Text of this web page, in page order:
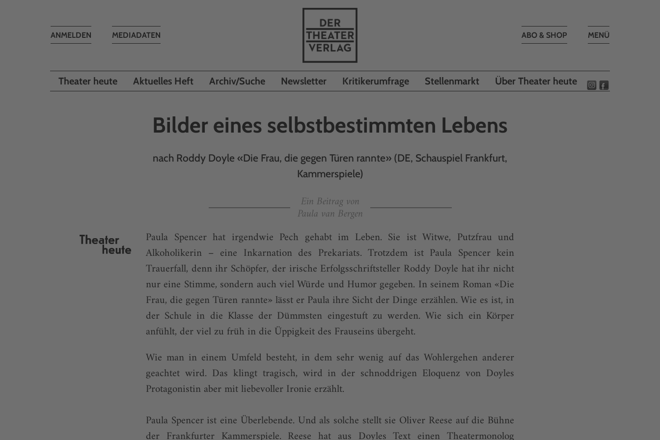
Toggle
MENÜ
ABO & SHOP
MEDIADATEN
Toggle
ANMELDEN
Theater heute Aktuelles Heft Archiv/Suche Newsletter Kritikerumfrage Stellenmarkt Über Theater heute
Bilder eines selbstbestimmten Lebens
nach Roddy Doyle «Die Frau, die gegen Türen rannte» (DE, Schauspiel Frankfurt,
Kammerspiele)
Ein Beitrag von
Paula van Bergen
Paula Spencer hat irgendwie Pech gehabt im Leben. Sie ist Witwe, Putzfrau und
Alkoholikerin – eine Inkarnation des Prekariats. Trotzdem ist Paula Spencer kein
Trauerfall, denn ihr Schöpfer, der irische Erfolgsschriftsteller Roddy Doyle hat ihr nicht
nur eine Stimme, sondern auch viel Würde und Humor gegeben. In seinem Roman «Die
Frau, die gegen Türen rannte» lässt er Paula ihre Sicht der Dinge erzählen. Wie es ist, in
der Schule in die Klasse der Dümmsten eingestuft zu werden. Wie sich ein Körper
anfühlt, der viel zu früh in die Üppigkeit des Frauseins übergeht.
Wie man in einem Umfeld besteht, in dem sehr wenig auf das Wohlergehen anderer
geachtet wird. Das klingt tragisch, wird in der schnoddrigen Eloquenz von Doyles
Protagonistin aber mit liebevoller Ironie erzählt.
Paula Spencer ist eine Überlebende. Und als solche stellt sie Oliver Reese auf die Bühne
der Frankfurter Kammerspiele. Reese hat aus Doyles Text einen Theatermonolog